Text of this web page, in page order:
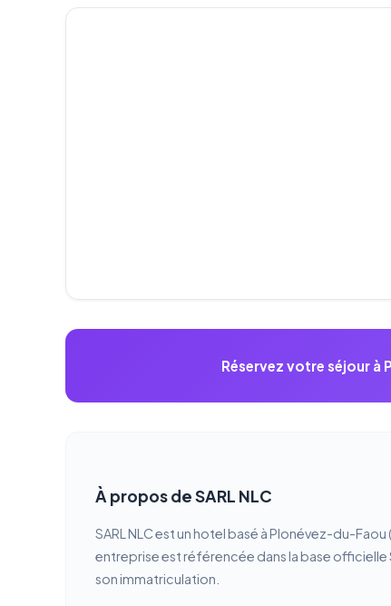
Réservez votre séjour à
À propos de SARL NLC
SARL NLC est un hotel basé à Plonévez-du-
entreprise est référencée dans la base officielle
son immatriculation.